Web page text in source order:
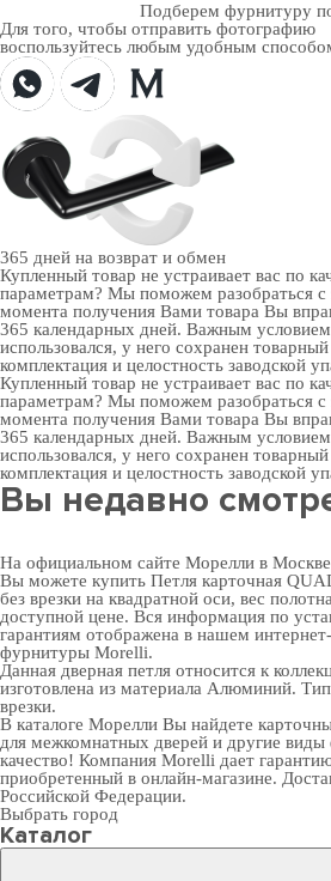
Подберем фурнитуру
Для того, чтобы отправить фотографию
воспользуйтесь любым удобным
365 дней на возврат и обмен
Купленный товар не устраивает вас по
параметрам? Мы поможем разобраться
момента получения Вами товара Вы
365 календарных дней. Важным условием
использовался, у него сохранен
комплектация и целостность заводской
Купленный товар не устраивает вас по
параметрам? Мы поможем разобраться
момента получения Вами товара Вы
365 календарных дней. Важным условием
использовался, у него сохранен
комплектация и целостность заводской
Вы недавно
На официальном сайте Морелли в
Вы можете купить Петля карточная
без врезки на квадратной оси, вес
доступной цене. Вся информация по
гарантиям отображена в нашем
фурнитуры Morelli.
Данная дверная петля относится к
изготовлена из материала Алюминий.
врезки.
В каталоге Морелли Вы найдете
для межкомнатных дверей и другие
качество! Компания Morelli дает
приобретенный в онлайн-магазине.
Российской Федерации.
Выбрать город
Каталог